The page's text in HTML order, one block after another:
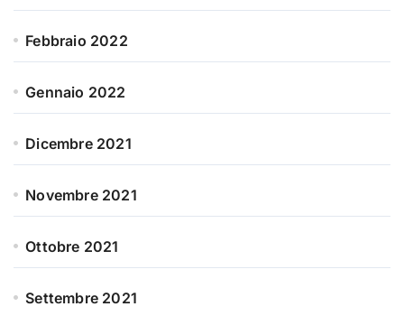
Febbraio 2022
Gennaio 2022
Dicembre 2021
Novembre 2021
Ottobre 2021
Settembre 2021